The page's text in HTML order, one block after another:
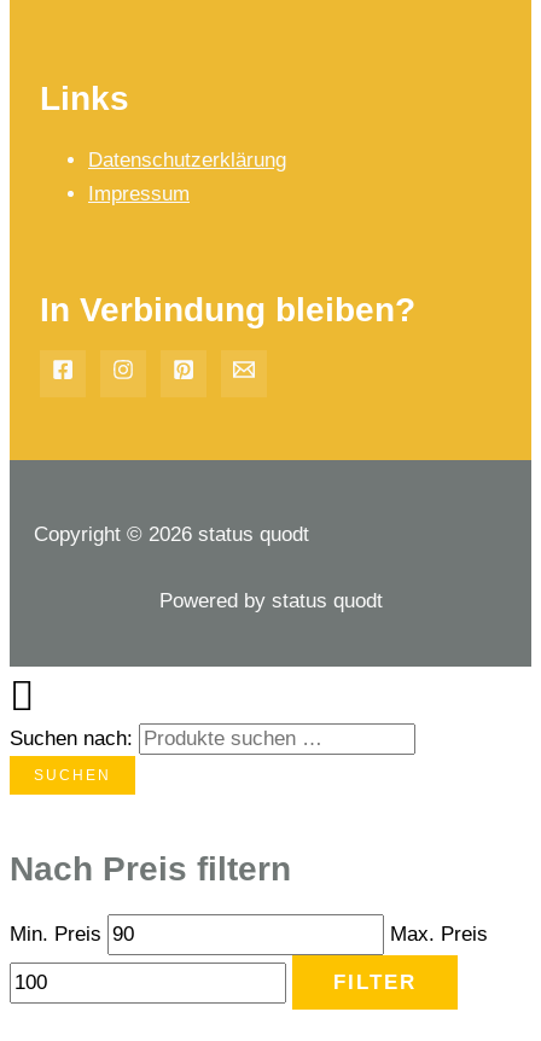
Links
Datenschutzerklärung
Impressum
In Verbindung bleiben?
Copyright © 2026 status quodt
Powered by status quodt
Suchen nach:
SUCHEN
Nach Preis filtern
Min. Preis Max. Preis
FILTER